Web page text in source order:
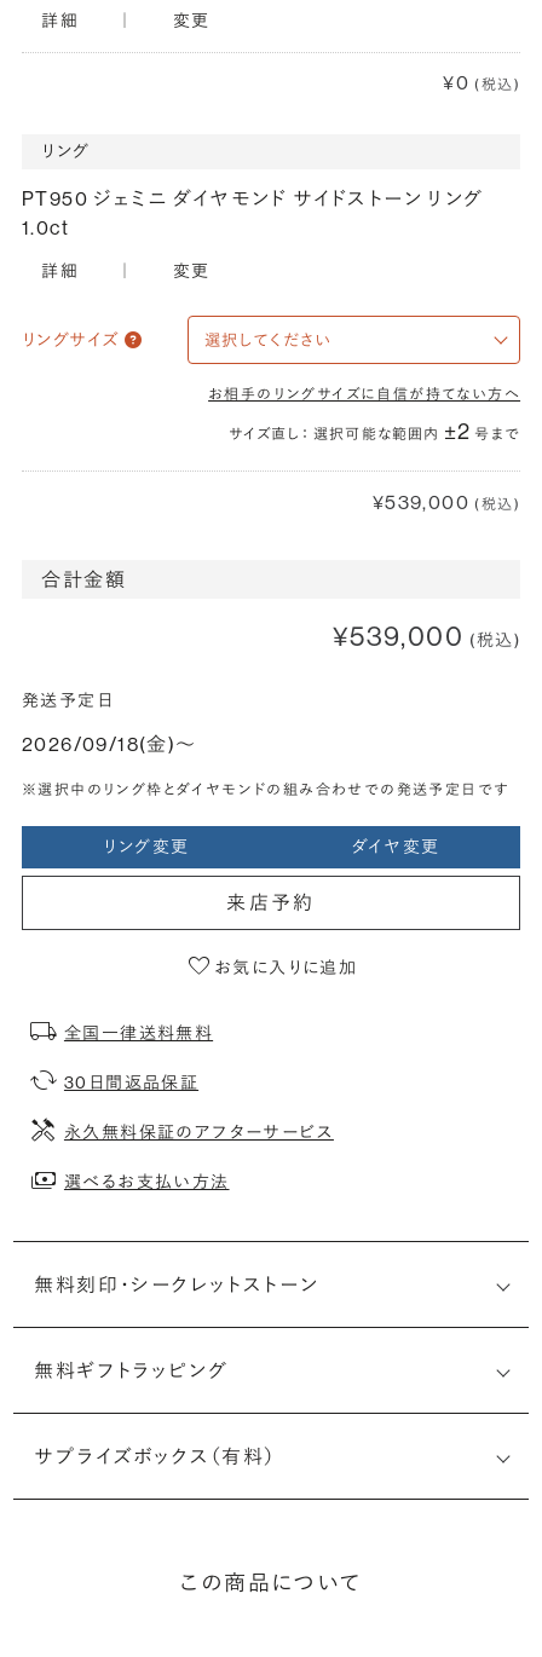
詳細 変更
¥0 (税込)
リング
PT950 ジェミニ ダイヤモンド サイドストーン リング
1.0ct
詳細 変更
リングサイズ
お相手のリングサイズに自信が持てない方へ
サイズ直し： 選択可能な範囲内 ±2 号まで
¥539,000 (税込)
合計金額
¥539,000 (税込)
発送予定日
2026/09/18(金)〜
※選択中のリング枠とダイヤモンドの組み合わせでの発送予定日です
リング変更 ダイヤ変更
来店予約
お気に入りに追加
全国一律送料無料
30日間返品保証
永久無料保証のアフターサービス
選べるお支払い方法
無料刻印・ シークレットストーン
刻印メッセージ：アルファベット6文字まで刻印可能
印することができます。注文前だけでなく購入後の刻印も、
リングに初めて施す初回の刻印は、無料にて承ります（デザ
細は「商品仕様」欄をご確認ください）。
無料ギフトラッピング
サプライズボックス（有料）
この商品について